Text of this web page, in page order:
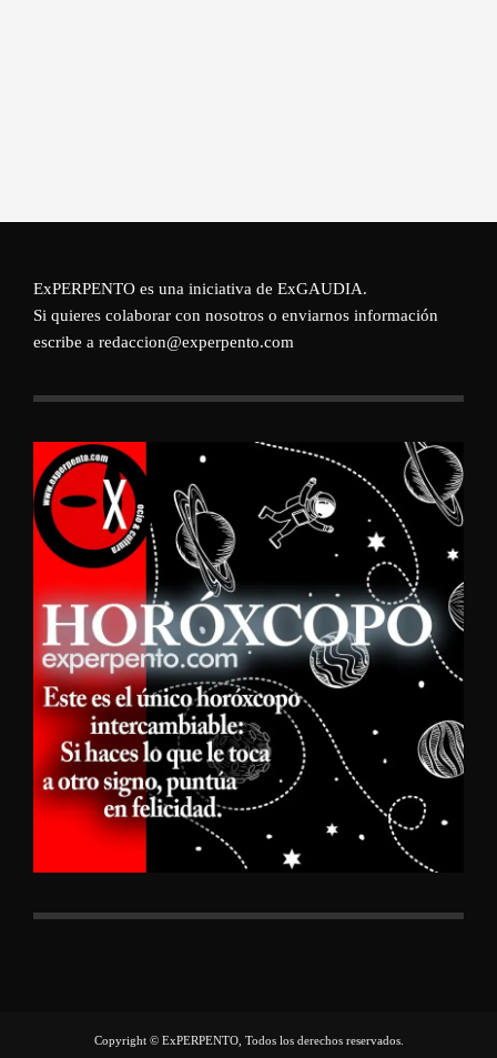
ExPERPENTO es una iniciativa de ExGAUDIA.
Si quieres colaborar con nosotros o enviarnos información
escribe a redaccion@experpento.com
Copyright © ExPERPENTO, Todos los derechos reservados.